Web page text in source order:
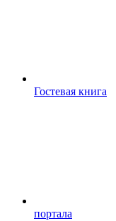
Гостевая книга
портала